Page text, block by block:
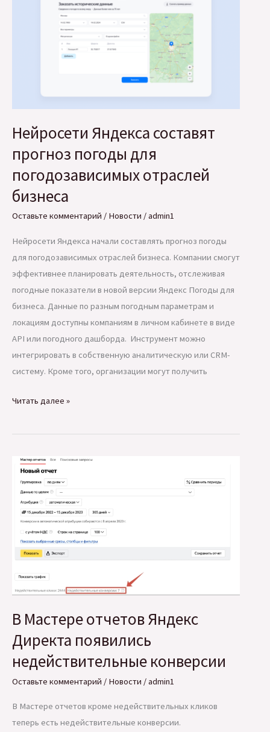
результатами
исследования
Нейросети Яндекса составят
прогноз погоды для
погодозависимых отраслей
бизнеса
Оставьте комментарий / Новости /admin1
Нейросети Яндекса начали составлять прогноз погоды
для погодозависимых отраслей бизнеса. Компании смогут
эффективнее планировать деятельность, отслеживая
погодные показатели в новой версии Яндекс Погоды для
бизнеса. Данные по разным погодным параметрам и
локациям доступны компаниям в личном кабинете в виде
API или погодного дашборда. Инструмент можно
интегрировать в собственную аналитическую или CRM-
систему. Кроме того, организации могут получить
Нейросети
составят
погоды
для
погодозависимых
отраслей
бизнеса
Читать далее »
В Мастере отчетов Яндекс
Директа появились
недействительные конверсии
Оставьте комментарий / Новости /admin1
В Мастере отчетов кроме недействительных кликов
теперь есть недействительные конверсии.